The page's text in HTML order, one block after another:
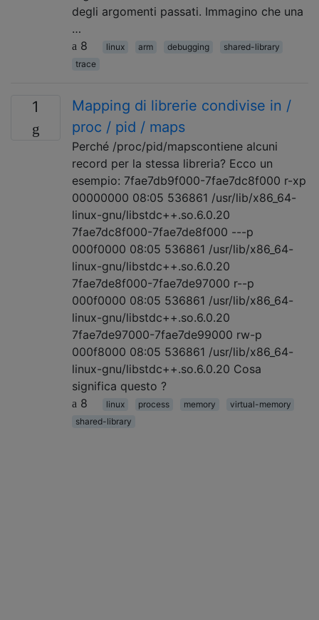
degli argomenti passati. Immagino che una
…
8
linux arm debugging
shared-library
trace
1
Mapping di librerie condivise in /
proc / pid / maps
Perché /proc/pid/mapscontiene alcuni
record per la stessa libreria? Ecco un
esempio: 7fae7db9f000-7fae7dc8f000 r-xp
00000000 08:05 536861 /usr/lib/x86_64-
linux-gnu/libstdc++.so.6.0.20
7fae7dc8f000-7fae7de8f000 ---p
000f0000 08:05 536861 /usr/lib/x86_64-
linux-gnu/libstdc++.so.6.0.20
7fae7de8f000-7fae7de97000 r--p
000f0000 08:05 536861 /usr/lib/x86_64-
linux-gnu/libstdc++.so.6.0.20
7fae7de97000-7fae7de99000 rw-p
000f8000 08:05 536861 /usr/lib/x86_64-
linux-gnu/libstdc++.so.6.0.20 Cosa
significa questo ?
8
linux process memory
virtual-memory
shared-library